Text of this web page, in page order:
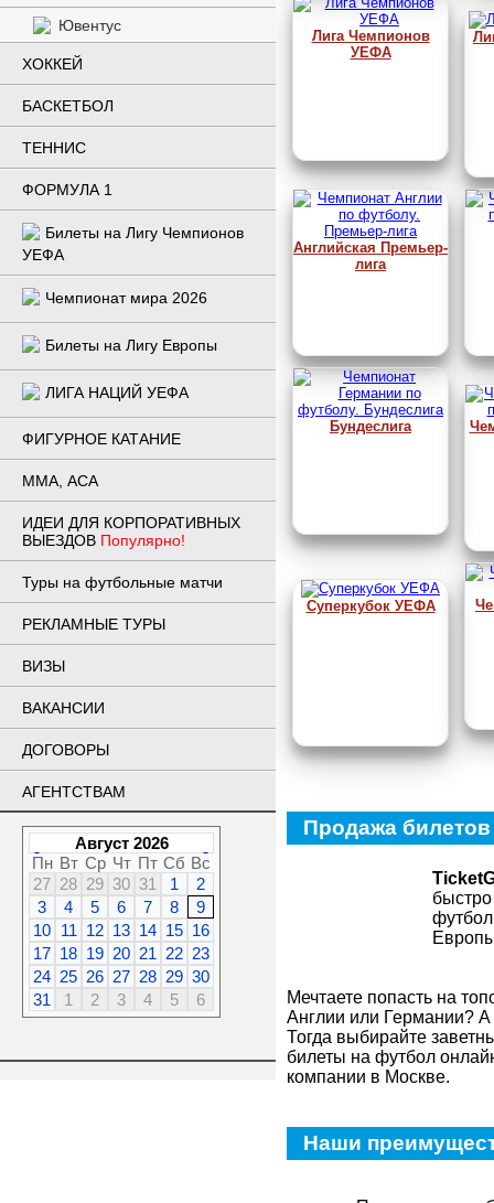
Лига Чемпионов
УЕФА
Английская Премьер-
лига
Бундеслига
Суперкубок УЕФА
Продажа
Мечтаете попасть на
Англии или Германии?
Тогда выбирайте
билеты на футбол
компании в Москве.
Наши
Ювентус
ХОККЕЙ
БАСКЕТБОЛ
ТЕННИС
ФОРМУЛА 1
Билеты на Лигу Чемпионов
УЕФА
Чемпионат мира 2026
Билеты на Лигу Европы
ЛИГА НАЦИЙ УЕФА
ФИГУРНОЕ КАТАНИЕ
ММА, ACA
ИДЕИ ДЛЯ КОРПОРАТИВНЫХ
ВЫЕЗДОВ Популярно!
Туры на футбольные матчи
РЕКЛАМНЫЕ ТУРЫ
ВИЗЫ
ВАКАНСИИ
ДОГОВОРЫ
АГЕНТСТВАМ
Август 2026
Пн Вт Ср Чт Пт Сб Вс
27 28 29 30 31 1
2
3
4 5 6 7 8
9
10 11 12 13 14 15 16
17 18 19 20 21 22 23
24 25 26 27 28 29 30
31
1 2 3 4 5 6